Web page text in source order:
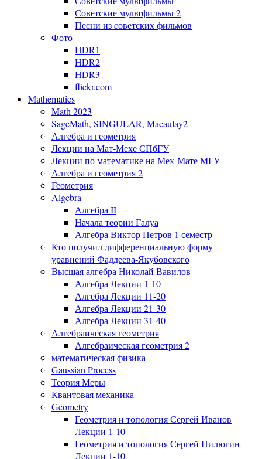
Советские мультфильмы 2
Песни из cоветских фильмов
Фото
HDR1
HDR2
HDR3
flickr.com
Mathematics
Math 2023
SageMath, SINGULAR, Macaulay2
Алгебра и геометрия
Лекции на Мат-Мехе СПбГУ
Лекции по математике на Мех-Мате МГУ
Алгебра и геометрия 2
Геометрия
Algebra
Алгебра II
Начала теории Галуа
Алгебра Виктор Петров 1 семестр
Кто получил дифференциальную форму
уравнений Фаддеева-Якубовского
Высшая алгебра Николай Вавилов
Алгебра Лекции 1-10
Алгебра Лекции 11-20
Алгебра Лекции 21-30
Алгебра Лекции 31-40
Алгебраическая геометрия
Алгебраическая геометрия 2
математическая физика
Gaussian Process
Теория Меры
Квантовая механика
Geometry
Геометрия и топология Сергей Иванов
Лекции 1-10
Геометрия и топология Сергей Пилюгин
Лекции 1-10